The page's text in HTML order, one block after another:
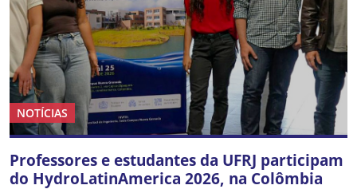
NOTÍCIAS
Professores e estudantes da UFRJ participam
do HydroLatinAmerica 2026, na Colômbia